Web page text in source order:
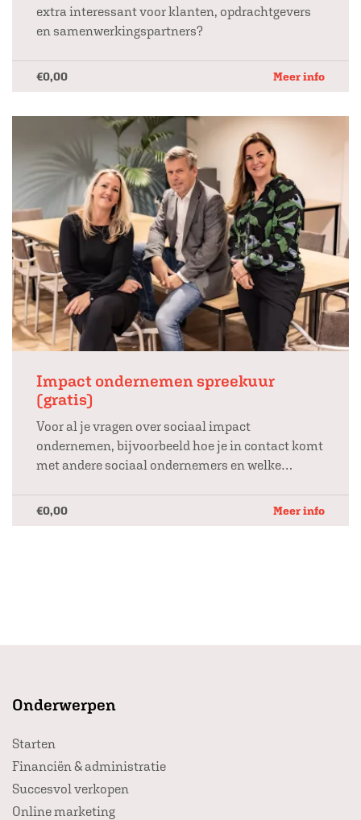
extra interessant voor klanten, opdrachtgevers
en samenwerkingspartners?
€0,00 Meer info
Impact ondernemen spreekuur
(gratis)
Voor al je vragen over sociaal impact
ondernemen, bijvoorbeeld hoe je in contact komt
met andere sociaal ondernemers en welke
€0,00 Meer info
Onderwerpen
Starten
Financiën & administratie
Succesvol verkopen
Online marketing